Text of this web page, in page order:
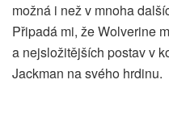
možná i než v mnoha
Připadá mi, že Wolverine
a nejsložitějších postav v
Jackman na svého hrdinu.